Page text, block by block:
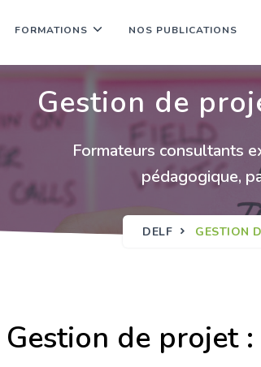
FORMATIONS NOS PUBLICATIONS
Gestion de
Formateurs consultants
pédagogique,
DELF GESTION
Gestion de projet